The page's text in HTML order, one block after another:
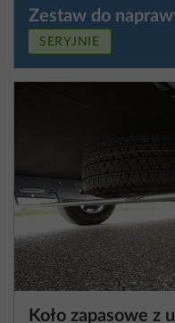
Zestaw do
SERYJNIE
Koło zapasowe z